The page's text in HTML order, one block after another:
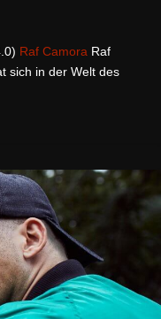
Raf Camora Raf
sich in der Welt des